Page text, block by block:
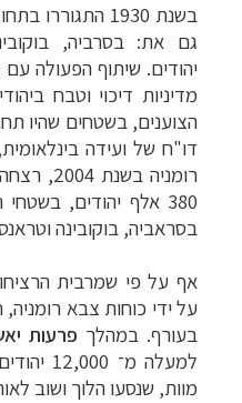
בשנת 1930
יהודים. שיתוף הפעולה עם
מדיניות דיכוי וטבח
הצוענים, בשטחים שהיו
דו"ח של ועידה
380 אלף יהודים,
בסראביה, בוקובינה
אף על פי שמרבית
על ידי כוחות צבא
בעורף. במהלך פרעות
למעלה
מוות, שנסעו הלוך ושוב